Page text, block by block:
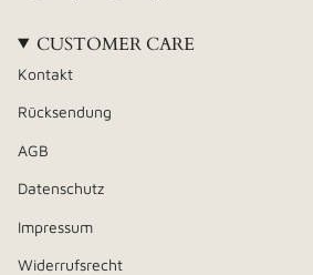
CUSTOMER CARE
Kontakt
Rücksendung
AGB
Datenschutz
Impressum
Widerrufsrecht